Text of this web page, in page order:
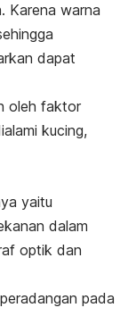
Karena warna
dapat
oleh faktor
kucing,
yaitu
dalam
optik dan
pada